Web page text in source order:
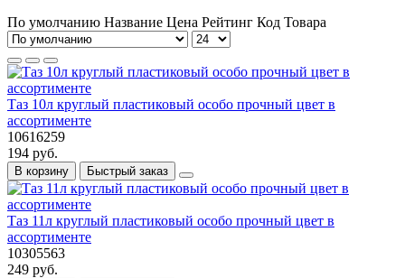
По умолчанию Название Цена Рейтинг Код Товара
Таз 10л круглый пластиковый особо прочный цвет в
ассортименте
10616259
194 руб.
В корзину Быстрый заказ
Таз 11л круглый пластиковый особо прочный цвет в
ассортименте
10305563
249 руб.